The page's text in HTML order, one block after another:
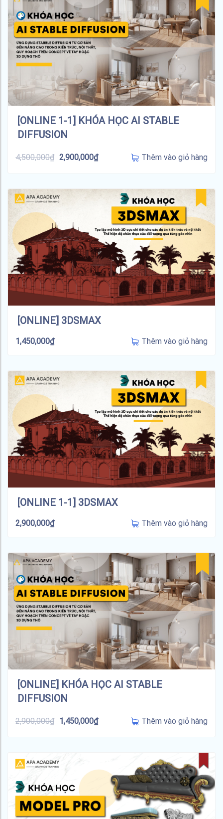
[ONLINE 1-1] KHÓA HỌC AI STABLE
DIFFUSION
4,500,000₫ 2,900,000₫ Thêm vào giỏ hàng
[ONLINE] 3DSMAX
1,450,000₫ Thêm vào giỏ hàng
[ONLINE 1-1] 3DSMAX
2,900,000₫ Thêm vào giỏ hàng
[ONLINE] KHÓA HỌC AI STABLE
DIFFUSION
2,900,000₫ 1,450,000₫ Thêm vào giỏ hàng